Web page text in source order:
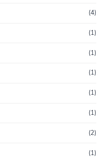
(4)
(1)
(1)
(1)
(1)
(1)
(2)
(1)